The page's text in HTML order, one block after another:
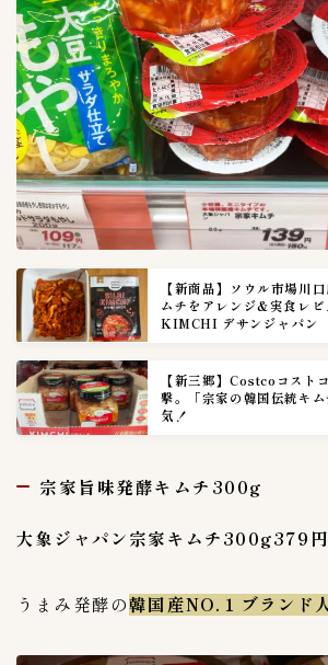
インドネシア 1
ベトナム 2
中国 3
国産 45
韓国 19
種類 70
えんがわキムチ 1
くらげキムチ 1
ごぼうキムチ 1
らっきょうキムチ 1
れんこんキムチ 1
イカキムチ 2
クリームチーズキムチ 1
シルビキムチ 1
【新商品】ソウル市場川
ムチをアレンジ&実食レ
KIMCHI デサンジャパン
【新三郷】Costcoコスト
撃。「宗家の韓国伝統キ
気！
宗家旨味発酵キムチ300g
大象ジャパン宗家キムチ300g379円
うまみ発酵の韓国産NO.１ブランド